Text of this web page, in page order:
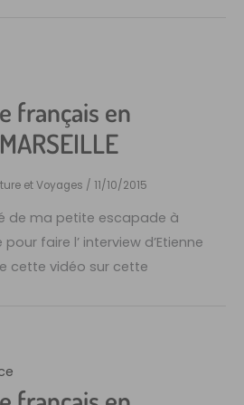
français en
et Voyages / 11/10/2015
de ma petite escapade à
faire l’ interview d’Etienne
cette vidéo sur cette